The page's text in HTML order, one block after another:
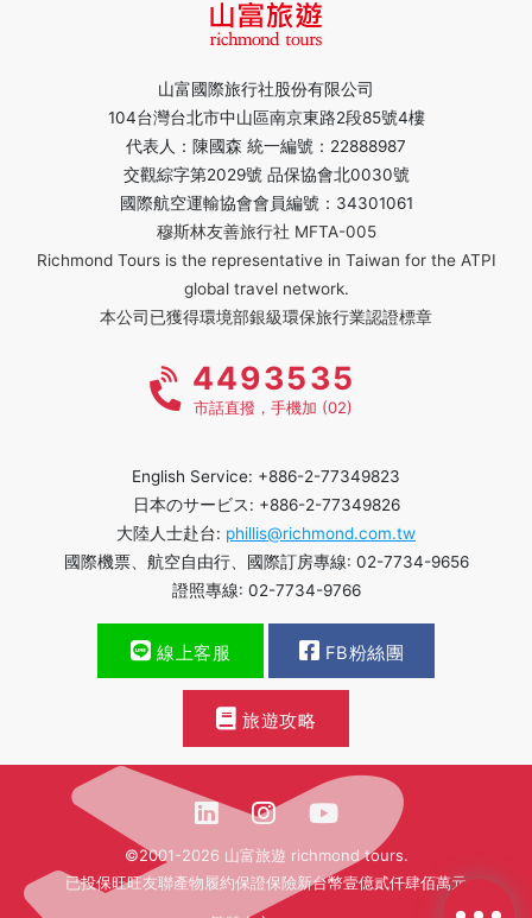
山富國際旅行社股份有限公司
104台灣台北市中山區南京東路2段85號4樓
代表人：陳國森 統一編號：22888987
交觀綜字第2029號 品保協會北0030號
國際航空運輸協會會員編號：34301061
穆斯林友善旅行社 MFTA-005
Richmond Tours is the representative in Taiwan for the ATPI
global travel network.
本公司已獲得環境部銀級環保旅行業認證標章
4493535
市話直撥，手機加 (02)
English Service: +886-2-77349823
日本のサービス: +886-2-77349826
大陸人士赴台: phillis@richmond.com.tw
國際機票、航空自由行、國際訂房專線: 02-7734-9656
證照專線: 02-7734-9766
線上客服 FB粉絲團
旅遊攻略
©2001-2026 山富旅遊 richmond tours.
已投保旺旺友聯產物履約保證保險新台幣壹億貳仟肆佰萬元